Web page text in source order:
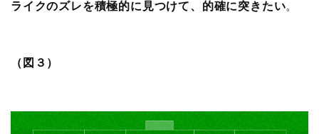
ライクのズレを積極的に見つけて、的確に突きたい。
（図３）